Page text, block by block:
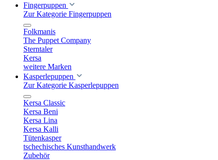
Fingerpuppen
Zur Kategorie Fingerpuppen
Folkmanis
The Puppet Company
Sterntaler
Kersa
weitere Marken
Kasperlepuppen
Zur Kategorie Kasperlepuppen
Kersa Classic
Kersa Beni
Kersa Lina
Kersa Kalli
Tütenkasper
tschechisches Kunsthandwerk
Zubehör